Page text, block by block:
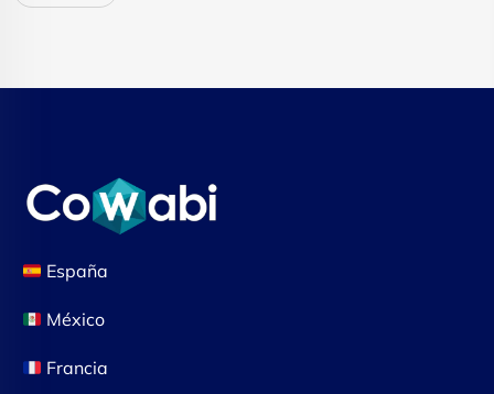
España
México
Francia